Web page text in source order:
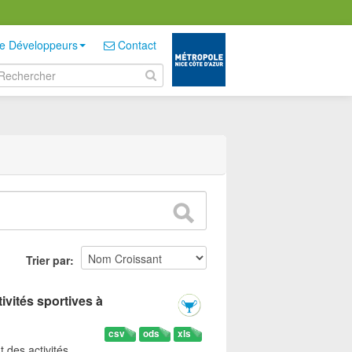
Développeurs Contact
Trier par
sportives à
xls
ods
csv